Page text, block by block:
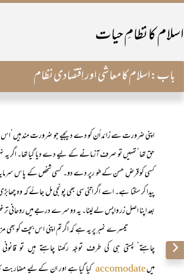
اسلام کا نظامِ حیات
باب:اسلام کا معاشی اور اِقتصادی نظام
اپنی ضرورت سے زائد اُن کو دے دیجیے جو ضرورت مند ہیں‘اس لیے
حق تھا‘ تمہیں تو صرف آزمانے کے لیے دے دیا گیا تھا۔ اگر یہ
کسی کو قرضِ حسن کے طو رپر دے دو۔ کسی شخص کے پاس
پیدا کر سکتا ہے۔ اسے اگر اتنی سی بھی پونجی مل جائے کہ وہ
بعد اپنا اصل زر واپس لے لینا۔ یہ دوسرے درجے میں روحانی
تیسرے نمبر پر یہ ہے کہ اگر تم اپنی اس بچت کو بھی مزید
چاہتے‘ پستی ہی کی طرف توجّہ رکھنا چاہتے ہیں تو
میںaccomodate کیا گیا ہے اور ان کے لیے مضاربت